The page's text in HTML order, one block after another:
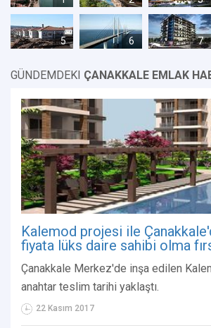
5 6 7
GÜNDEMDEKI ÇANAKKALE EMLAK
Kalemod projesi ile
fiyata lüks daire sahibi olma
Çanakkale Merkez'de inşa edilen
anahtar teslim tarihi yaklaştı.
22 Kasım 2017